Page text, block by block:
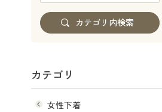
カテゴリ
女性下着